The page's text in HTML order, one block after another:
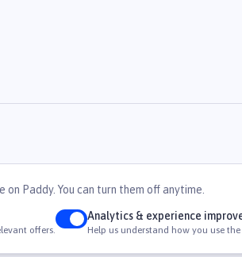
Paddy. You can turn them off anytime.
offers.
Analytics & experience
Help us understand how you use